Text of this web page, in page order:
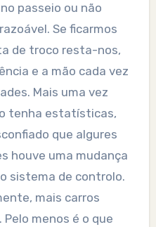
passeio ou não
Se ficarmos
de troco resta-nos,
e a mão cada vez
Mais uma vez
tenha estatísticas,
que algures
houve uma mudança
sistema de controlo.
mais carros
menos é o que